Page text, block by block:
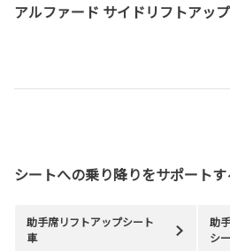
アルファード サイドリフトアッ
シートへの乗り降りをサポート
助手席リフトアップシート
車
助
シ